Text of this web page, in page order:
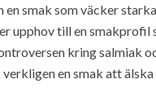
en smak som väcker
upphov till en
kring salmiak
en smak att älska